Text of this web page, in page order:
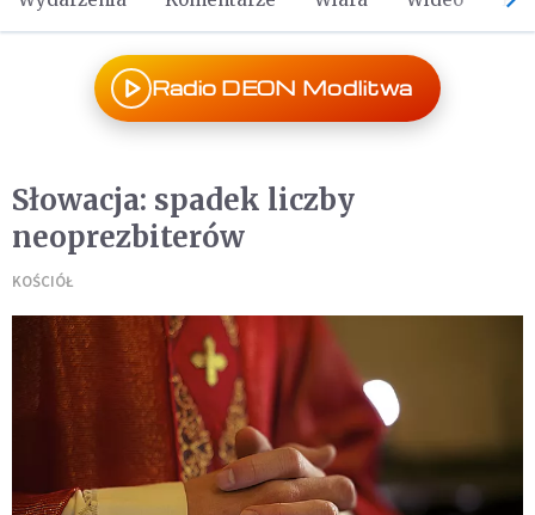
Radio DEON Modlitwa
Słowacja: spadek liczby
neoprezbiterów
KOŚCIÓŁ